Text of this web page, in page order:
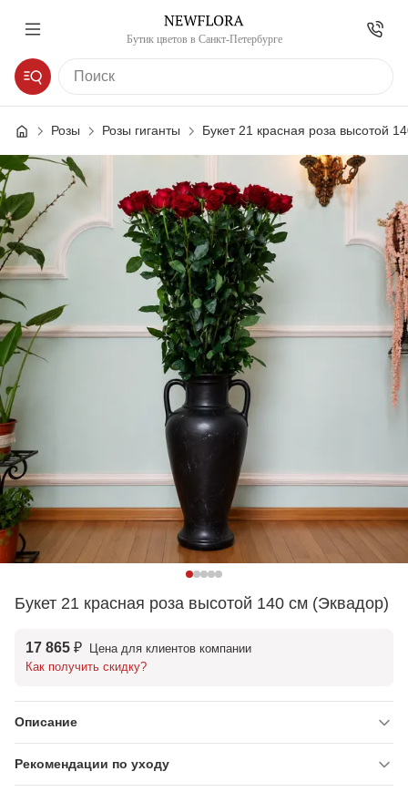
Бутик цветов в Санкт-Петербурге
Розы Розы гиганты Букет 21 красная роза высотой
Букет 21 красная роза высотой 140 см (Эквадор)
17 865 ₽
Цена для клиентов компании
Как получить скидку?
Описание
Рекомендации по уходу